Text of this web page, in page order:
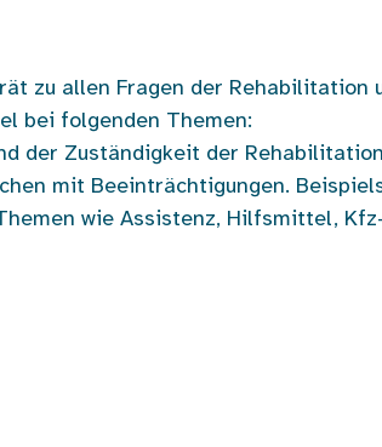
zu allen Fragen der Rehabilitation
bei folgenden Themen:
der Zuständigkeit der
mit Beeinträchtigungen.
wie Assistenz, Hilfsmittel,